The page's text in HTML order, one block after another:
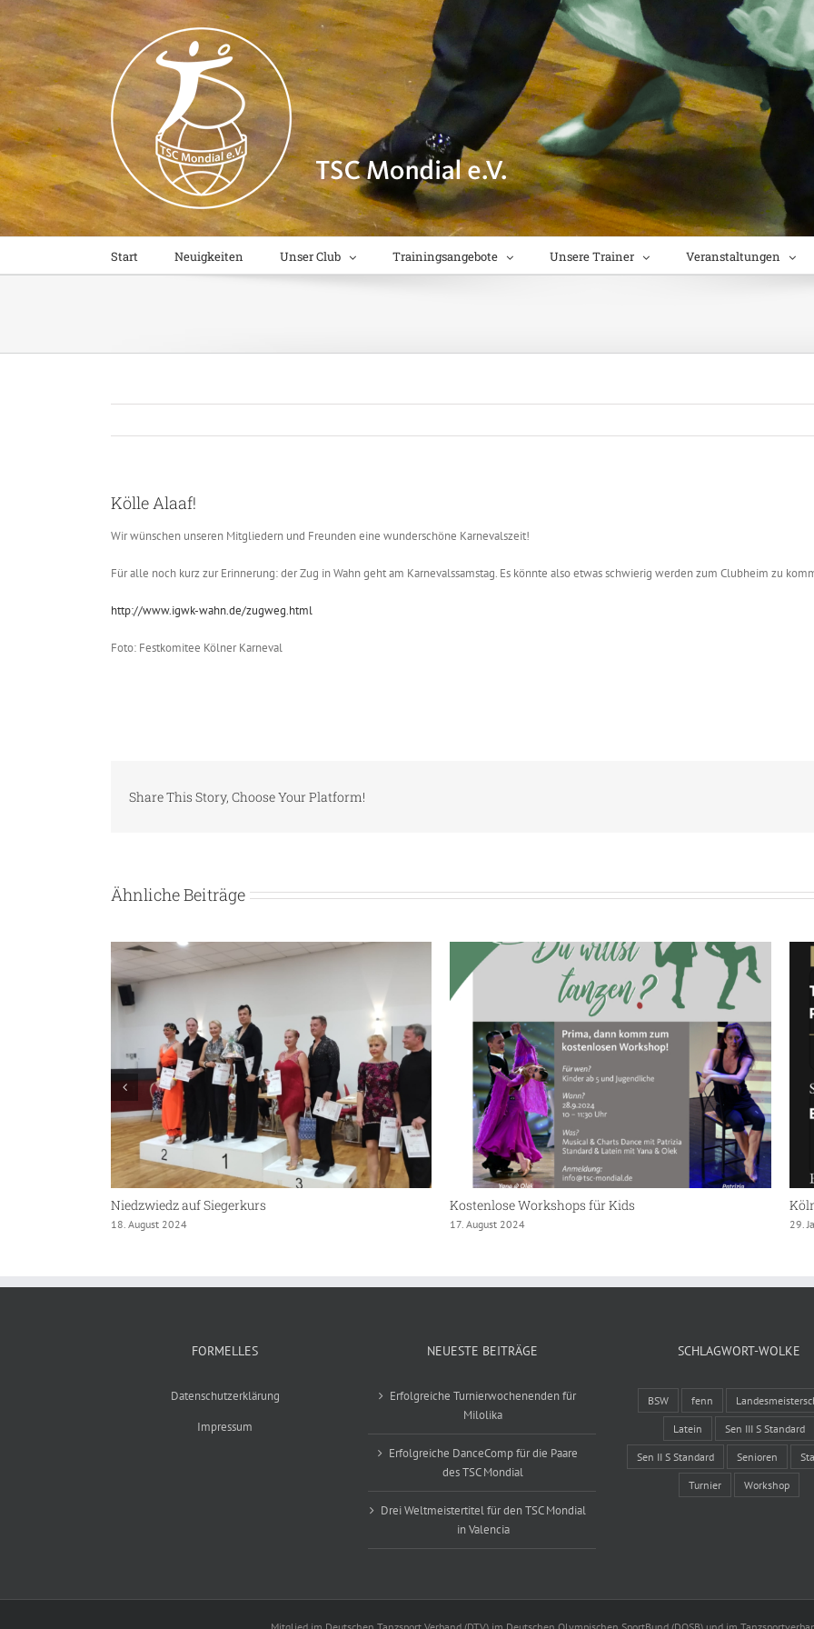
Inhalt
springen
Start Neuigkeiten Unser Club Trainingsangebote Unsere Trainer Veranstaltungen
Kölle Alaaf!
Wir wünschen unseren Mitgliedern und Freunden eine wunderschöne Karnevalszeit!
Für alle noch kurz zur Erinnerung: der Zug in Wahn geht am Karnevalssamstag. Es könnte also etwas schwierig werden zum Clubheim zu
http://www.igwk-wahn.de/zugweg.html
Foto: Festkomitee Kölner Karneval
Share This Story, Choose Your Platform!
Ähnliche Beiträge
Niedzwiedz auf Siegerkurs
18. August 2024
Kostenlose Workshops für Kids
17. August 2024 29.
FORMELLES
Datenschutzerklärung
Impressum
NEUESTE BEITRÄGE
Erfolgreiche Turnierwochenenden für
Milolika
Erfolgreiche DanceComp für die Paare
des TSC Mondial
Drei Weltmeistertitel für den TSC Mondial
in Valencia
SCHLAGWORT-WOLKE
BSW fenn
Latein Sen III S Standard
Sen II S Standard Senioren
Turnier Workshop